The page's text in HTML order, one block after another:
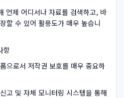
언제 어디서나 자료를 검색하고, 바
할 수 있어 활용도가 매우 높습니
항
으로서 저작권 보호를 매우 중요하
고 및 자체 모니터링 시스템을 통해